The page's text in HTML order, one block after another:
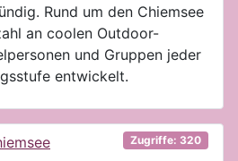
Rund um den Chiemsee
an coolen Outdoor-
und Gruppen jeder
entwickelt.
Zugriffe: 320